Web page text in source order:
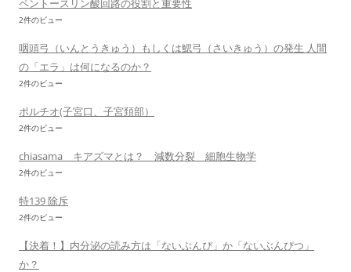
ペントースリン酸回路の役割と重要性
2件のビュー
咽頭弓（いんとうきゅう）もしくは鰓弓（さいきゅう）の発生 人間
の「エラ」は何になるのか？
2件のビュー
ポルチオ(子宮口、子宮頚部）
2件のビュー
chiasama キアズマとは？ 減数分裂 細胞生物学
2件のビュー
特139 除斥
2件のビュー
【決着！】内分泌の読み方は「ないぶんぴ」か「ないぶんぴつ」
か？